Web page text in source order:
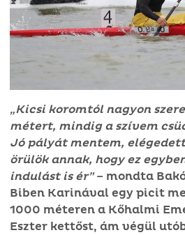
„Kicsi koromtól nagyon
métert, mindig a szívem
Jó pályát mentem,
örülök annak, hogy ez
indulást is ér”– mondta
Biben Karinával egy picit
1000 méteren a Kőhalmi
Eszter kettőst, ám végül